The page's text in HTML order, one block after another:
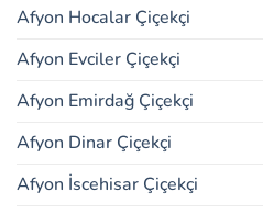
Afyon Hocalar Çiçekçi
Afyon Evciler Çiçekçi
Afyon Emirdağ Çiçekçi
Afyon Dinar Çiçekçi
Afyon İscehisar Çiçekçi